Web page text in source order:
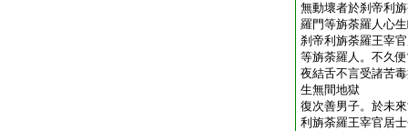
無動壞者於刹帝利
羅門等旃荼羅人心
刹帝利旃荼羅王宰
等旃荼羅人。不久
夜結舌不言受諸苦
生無間地獄
復次善男子。於未
利旃荼羅王宰官居